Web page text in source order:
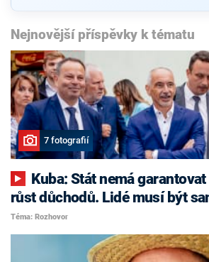
Nejnovější příspěvky k tématu
7 fotografií
růst důchodů. Lidé musí být
Téma: Rozhovor